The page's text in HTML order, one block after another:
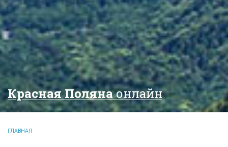
Красная Полянаонлайн
ГЛАВНАЯ